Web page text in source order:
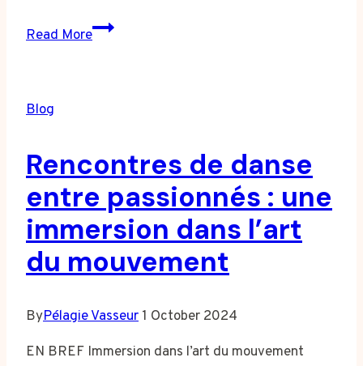
Read More
Les
expliquées
Blog
Rencontres de danse
entre passionnés : une
immersion dans l’art
du mouvement
ByPélagie Vasseur 1 October 2024
EN BREF Immersion dans l’art du mouvement